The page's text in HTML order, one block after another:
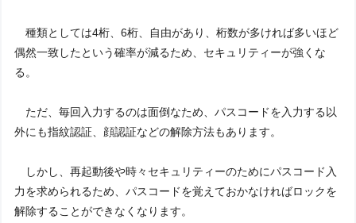
種類としては4桁、6桁、自由があり、桁数が多ければ多いほど
偶然一致したという確率が減るため、セキュリティーが強くな
る。
ただ、毎回入力するのは面倒なため、パスコードを入力する以
外にも指紋認証、顔認証などの解除方法もあります。
しかし、再起動後や時々セキュリティーのためにパスコード入
力を求められるため、パスコードを覚えておかなければロックを
解除することができなくなります。